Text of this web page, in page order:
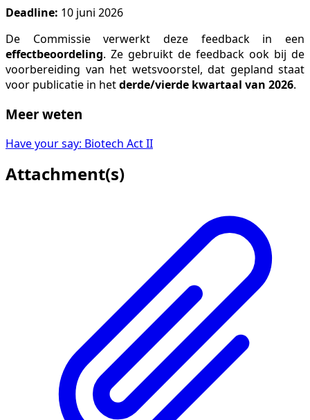
Deadline: 10 juni 2026
De Commissie verwerkt deze feedback in een
effectbeoordeling. Ze gebruikt de feedback ook bij de
voorbereiding van het wetsvoorstel, dat gepland staat
voor publicatie in hetderde/vierde kwartaal van 2026.
Meer weten
Have your say: Biotech Act II
Attachment(s)